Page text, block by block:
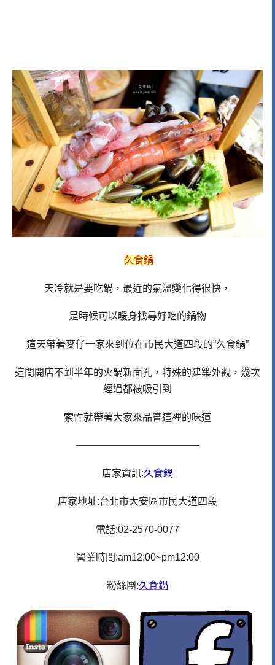
久食鍋
天冷就是要吃鍋，最近的氣溫變化得很快，
是時候可以暖身找尋好吃的鍋物
這天帶著麥仔一家來到位在市民大道四段的”久食鍋”
這間開店不到半年的火鍋新面孔，特殊的建築外觀，幾次
經過都被吸引到
索性就帶著大家來品嘗這裡的味道
————————————–
店家資訊:久食鍋
店家地址:台北市大安區市民大道四段
電話:02-2570-0077
營業時間:am12:00~pm12:00
粉絲團:久食鍋